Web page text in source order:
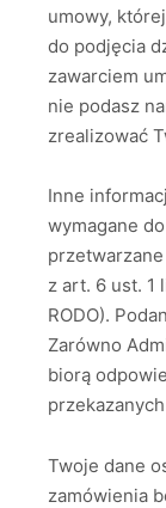
umowy,
do podjęcia
zawarciem
nie podasz
zrealizować
Inne
wymagane
z art. 6 ust. 1
RODO).
Zarówno
biorą
Twoje dane
zamówienia